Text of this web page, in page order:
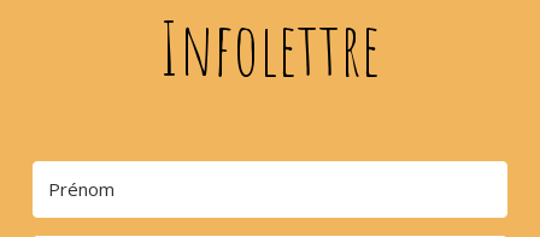
Infolettre